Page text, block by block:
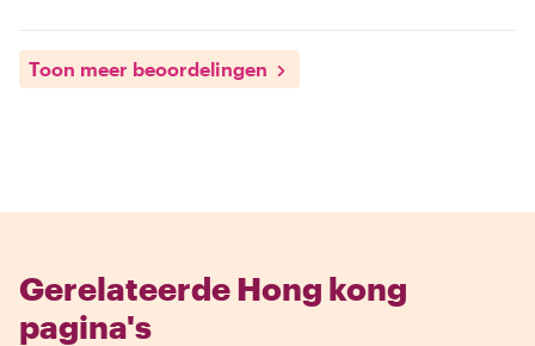
Toon meer beoordelingen
Gerelateerde Hong kong
pagina's